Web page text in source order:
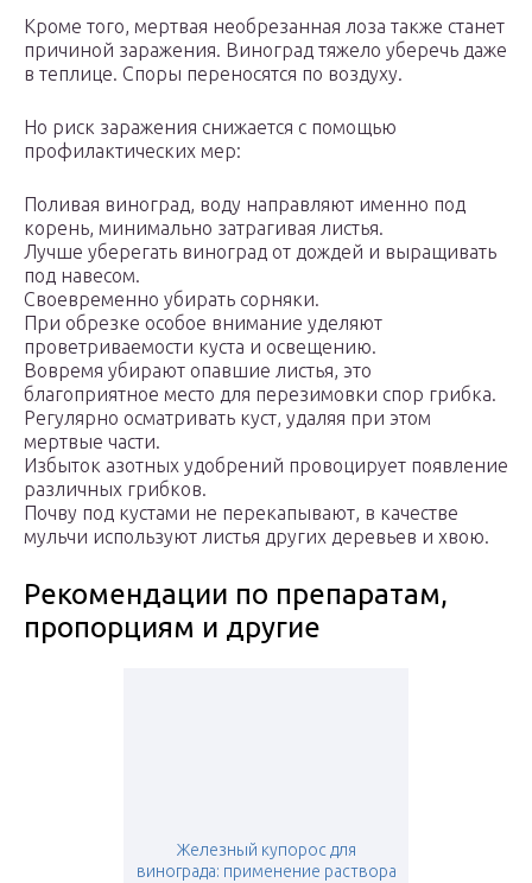
Кроме того, мертвая необрезанная лоза также станет
причиной заражения. Виноград тяжело уберечь даже
в теплице. Споры переносятся по воздуху.
Но риск заражения снижается с помощью
профилактических мер:
Поливая виноград, воду направляют именно под
корень, минимально затрагивая листья.
Лучше уберегать виноград от дождей и выращивать
под навесом.
Своевременно убирать сорняки.
При обрезке особое внимание уделяют
проветриваемости куста и освещению.
Вовремя убирают опавшие листья, это
благоприятное место для перезимовки спор грибка.
Регулярно осматривать куст, удаляя при этом
мертвые части.
Избыток азотных удобрений провоцирует появление
различных грибков.
Почву под кустами не перекапывают, в качестве
мульчи используют листья других деревьев и хвою.
Рекомендации по препаратам,
пропорциям и другие
Железный купорос для
винограда: применение раствора